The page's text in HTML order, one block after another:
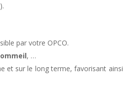
par votre OPCO.
, …
et sur le long terme, favorisant ainsi